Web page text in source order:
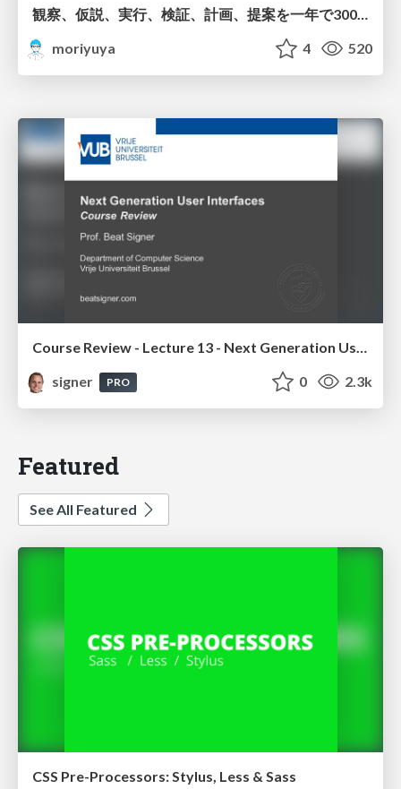
moriyuya
4 520
Course Review - Lecture 13 - Next Generation User Interfaces (4018166FNR)
signer
PRO 0 2.3k
Featured
See All Featured
CSS Pre-Processors: Stylus, Less & Sass